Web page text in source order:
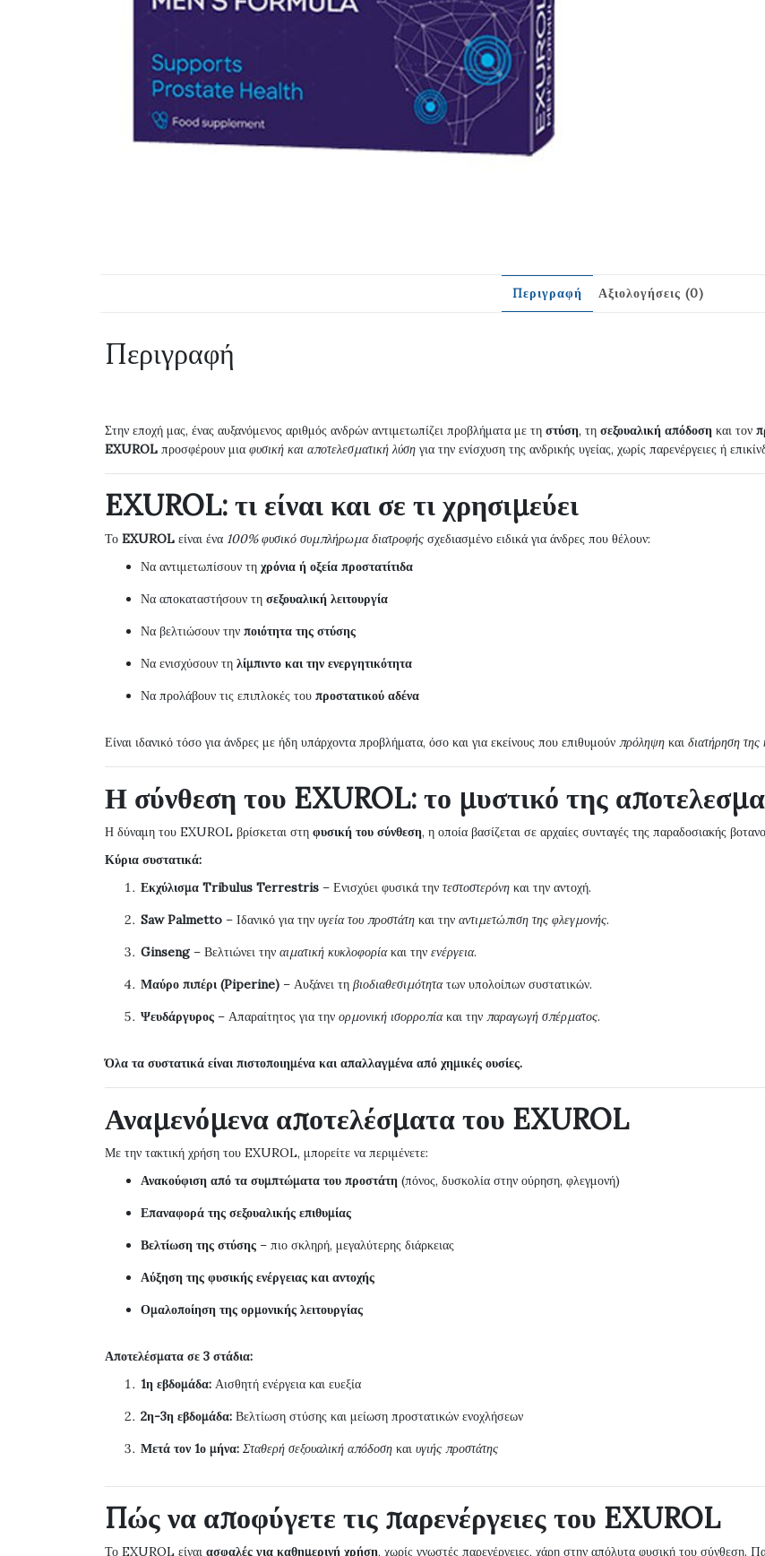
Περιγραφή Αξιολογήσεις (0)
Περιγραφή
Στην εποχή μας, ένας αυξανόμενος αριθμός ανδρών αντιμετωπίζει προβλήματα με τη στύση, τη σεξουαλική απόδοση και τον
EXUROL προσφέρουν μια φυσική και αποτελεσματική λύση για την ενίσχυση της ανδρικής υγείας, χωρίς παρενέργειες ή
EXUROL: τι είναι και σε τι χρησιμεύει
Το EXUROL είναι ένα 100% φυσικό συμπλήρωμα διατροφής σχεδιασμένο ειδικά για άνδρες που θέλουν:
Να αντιμετωπίσουν τη χρόνια ή οξεία προστατίτιδα
Να αποκαταστήσουν τη σεξουαλική λειτουργία
Να βελτιώσουν την ποιότητα της στύσης
Να ενισχύσουν τη λίμπιντο και την ενεργητικότητα
Να προλάβουν τις επιπλοκές του προστατικού αδένα
Είναι ιδανικό τόσο για άνδρες με ήδη υπάρχοντα προβλήματα, όσο και για εκείνους που επιθυμούν πρόληψη και διατήρηση της
Η σύνθεση του EXUROL: το μυστικό της
Η δύναμη του EXUROL βρίσκεται στη φυσική του σύνθεση, η οποία βασίζεται σε αρχαίες συνταγές της παραδοσιακής
Κύρια συστατικά:
Εκχύλισμα Tribulus Terrestris – Ενισχύει φυσικά την τεστοστερόνη και την αντοχή.
Saw Palmetto – Ιδανικό για την υγεία του προστάτη και την αντιμετώπιση της φλεγμονής.
Ginseng– Βελτιώνει την αιματική κυκλοφορίακαι την ενέργεια.
Μαύρο πιπέρι (Piperine) – Αυξάνει τη βιοδιαθεσιμότητατων υπολοίπων συστατικών.
Ψευδάργυρος – Απαραίτητος για την ορμονική ισορροπίακαι την παραγωγή σπέρματος.
Όλα τα συστατικά είναι πιστοποιημένα και απαλλαγμένα από χημικές ουσίες.
Αναμενόμενα αποτελέσματα του EXUROL
Με την τακτική χρήση του EXUROL, μπορείτε να περιμένετε:
Ανακούφιση από τα συμπτώματα του προστάτη (πόνος, δυσκολία στην ούρηση, φλεγμονή)
Επαναφορά της σεξουαλικής επιθυμίας
Βελτίωση της στύσης – πιο σκληρή, μεγαλύτερης διάρκειας
Αύξηση της φυσικής ενέργειας και αντοχής
Ομαλοποίηση της ορμονικής λειτουργίας
Αποτελέσματα σε 3 στάδια:
1η εβδομάδα: Αισθητή ενέργεια και ευεξία
2η-3η εβδομάδα: Βελτίωση στύσης και μείωση προστατικών ενοχλήσεων
Μετά τον 1ο μήνα: Σταθερή σεξουαλική απόδοση και υγιής προστάτης
Πώς να αποφύγετε τις παρενέργειες του EXUROL
Το EXUROL είναι ασφαλές για καθημερινή χρήση, χωρίς γνωστές παρενέργειες, χάρη στην απόλυτα φυσική του σύνθεση.